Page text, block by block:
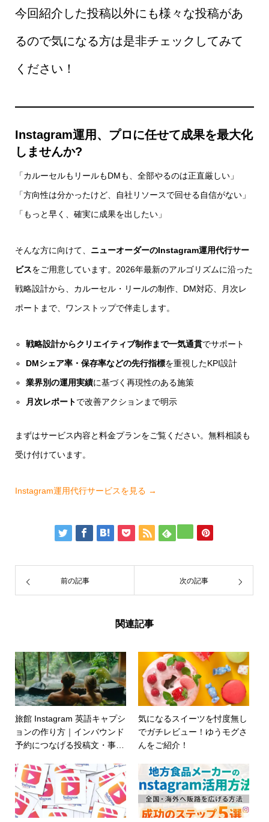
今回紹介した投稿以外にも様々な投稿があ
るので気になる方は是非チェックしてみて
ください！
Instagram運用、プロに任せて成果を最大化
しませんか?
「カルーセルもリールもDMも、全部やるのは正直厳しい」
「方向性は分かったけど、自社リソースで回せる自信がない」
「もっと早く、確実に成果を出したい」
そんな方に向けて、 ニューオーダーのInstagram運用代行サー
ビスをご用意しています。2026年最新のアルゴリズムに沿った
戦略設計から、カルーセル・リールの制作、DM対応、月次レ
ポートまで、ワンストップで伴走します。
戦略設計からクリエイティブ制作まで一気通貫でサポート
DMシェア率・保存率などの先行指標を重視したKPI設計
業界別の運用実績に基づく再現性のある施策
月次レポートで改善アクションまで明示
まずはサービス内容と料金プランをご覧ください。無料相談も
受け付けています。
Instagram運用代行サービスを見る →
前の記事 次の記事
関連記事
旅館 Instagram 英語キャプシ
ョンの作り方｜インバウンド
予約につなげる投稿文・事
気になるスイーツを忖度無し
でガチレビュー！ゆうモグさ
んをご紹介！